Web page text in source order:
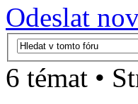
Odeslat
6 témat •